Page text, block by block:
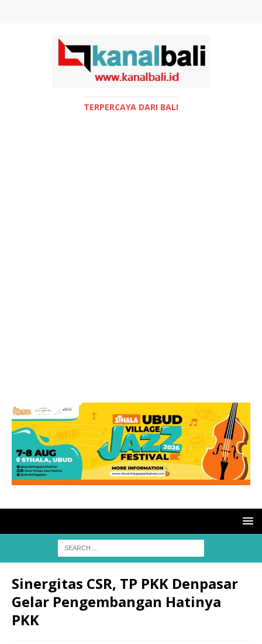
TERPERCAYA DARI BALI
Sinergitas CSR, TP PKK Denpasar
Gelar Pengembangan Hatinya
PKK